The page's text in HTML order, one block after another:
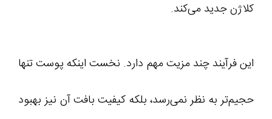
کلاژن جدید می‌کند.
این فرآیند چند مزیت مهم دارد. نخست اینکه پوست تنها
حجیم‌تر به نظر نمی‌رسد، بلکه کیفیت بافت آن نیز بهبود